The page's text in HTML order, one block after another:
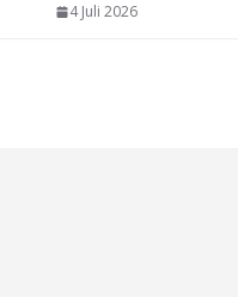
4 Juli 2026